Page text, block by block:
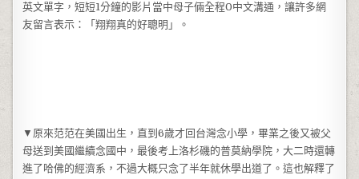
英文單字，短短1分鐘的影片當中母子倆全程0中文溝通，讓許多網
友留言表示：「翔翔真的好聰明」。
▼原來范范在美國出生，直到6歲才回台灣念小學，畢業之後又被父
母送到美國繼續念國中，最後考上洛杉磯的普莫納學院，大二時還轉
進了哈佛的經濟系，不過大概只念了半年就休學出道了。這也解釋了